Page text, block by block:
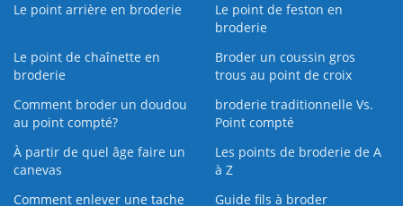
Le point arrière en broderie
Le point de feston en
broderie
Le point de chaînette en
broderie
Broder un coussin gros
trous au point de croix
Comment broder un doudou
au point compté?
broderie traditionnelle Vs.
Point compté
À partir de quel âge faire un
canevas
Les points de broderie de A
à Z
Comment enlever une tache
Guide fils à broder